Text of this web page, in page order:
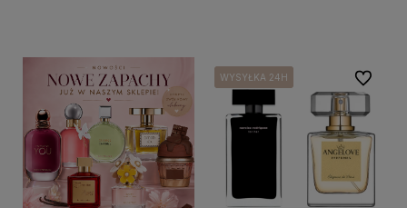
WYSYŁKA 24H
WYSYŁKA 24H
WYSYŁKA 24H Do